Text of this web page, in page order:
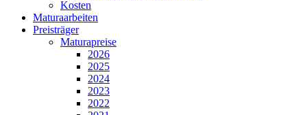
Kosten
Maturaarbeiten
Preisträger
Maturapreise
2026
2025
2024
2023
2022